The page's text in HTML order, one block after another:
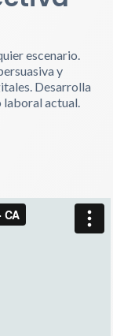
escenario.
y
Desarrolla
laboral actual.